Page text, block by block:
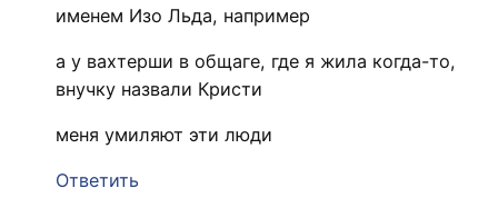
именем Изо Льда, например
а у вахтерши в общаге, где я жила когда-то,
внучку назвали Кристи
меня умиляют эти люди
Ответить